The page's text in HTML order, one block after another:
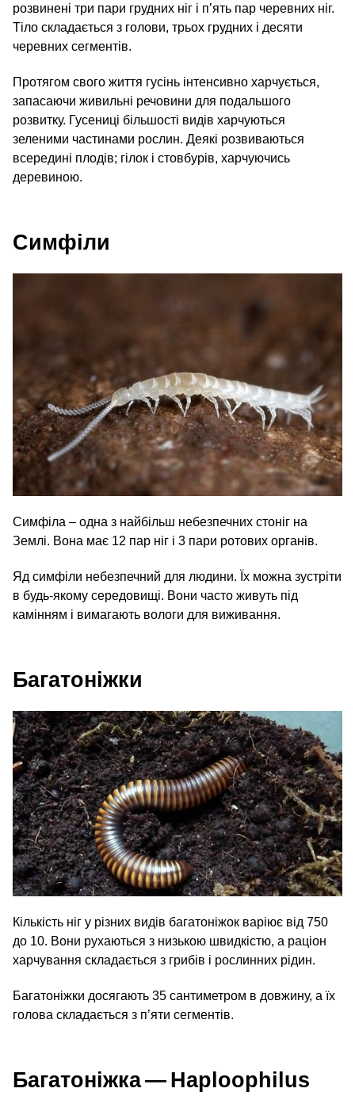
розвинені три пари грудних ніг і п’ять пар черевних ніг.
Тіло складається з голови, трьох грудних і десяти
черевних сегментів.
Протягом свого життя гусінь інтенсивно харчується,
запасаючи живильні речовини для подальшого
розвитку. Гусениці більшості видів харчуються
зеленими частинами рослин. Деякі розвиваються
всередині плодів; гілок і стовбурів, харчуючись
деревиною.
Симфіли
Симфіла – одна з найбільш небезпечних стоніг на
Землі. Вона має 12 пар ніг і 3 пари ротових органів.
Яд симфіли небезпечний для людини. Їх можна зустріти
в будь-якому середовищі. Вони часто живуть під
камінням і вимагають вологи для виживання.
Багатоніжки
Кількість ніг у різних видів багатоніжок варіює від 750
до 10. Вони рухаються з низькою швидкістю, а раціон
харчування складається з грибів і рослинних рідин.
Багатоніжки досягають 35 сантиметром в довжину, а їх
голова складається з п’яти сегментів.
Багатоніжка — Haploophilus